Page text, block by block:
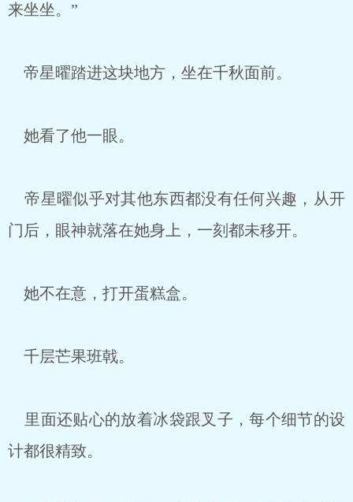
来坐坐。”
帝星曜踏进这块地方，坐在千秋面前。
她看了他一眼。
帝星曜似乎对其他东西都没有任何兴趣，从开
门后，眼神就落在她身上，一刻都未移开。
她不在意，打开蛋糕盒。
千层芒果班戟。
里面还贴心的放着冰袋跟叉子，每个细节的设
计都很精致。